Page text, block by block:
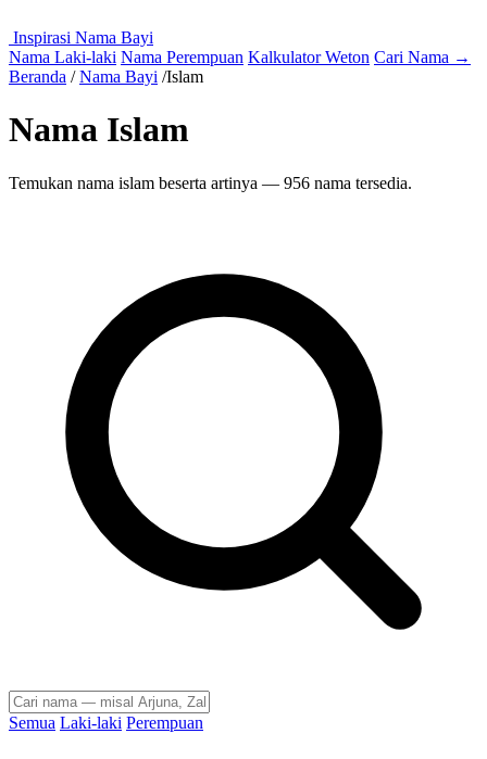
Inspirasi Nama Bayi
Nama Laki-laki Nama Perempuan Kalkulator Weton Cari Nama →
Beranda / Nama Bayi /Islam
Nama Islam
Temukan nama islam beserta artinya — 956 nama tersedia.
Semua Laki-laki Perempuan